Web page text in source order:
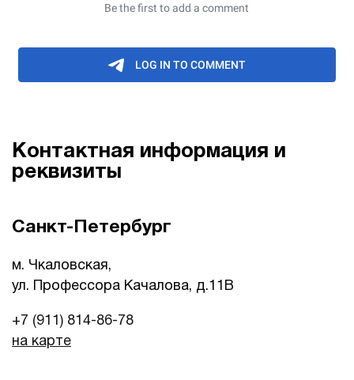
Контактная информация и
реквизиты
Санкт-Петербург
м. Чкаловская,
ул. Профессора Качалова, д.11B
+7 (911) 814-86-78
на карте